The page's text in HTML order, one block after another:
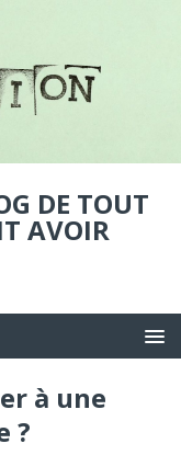
DE TOUT
AVOIR
à une
?